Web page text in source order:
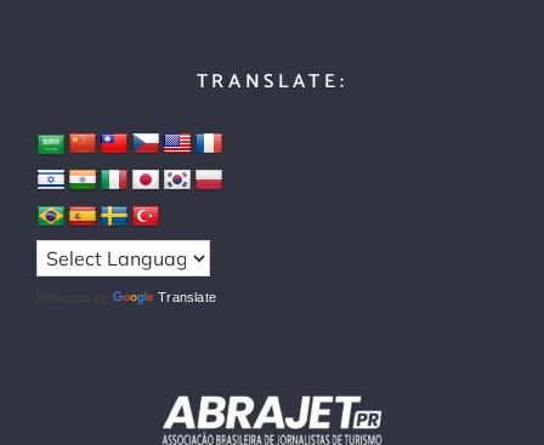
TRANSLATE:
Powered by Translate